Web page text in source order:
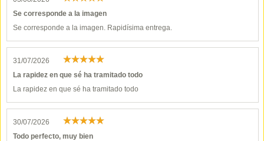
Se corresponde a la imagen
Se corresponde a la imagen. Rapidísima entrega.
31/07/2026
La rapidez en que sé ha tramitado todo
La rapidez en que sé ha tramitado todo
30/07/2026
Todo perfecto, muy bien